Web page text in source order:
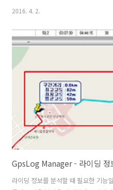
건 중 기본 검색조건은 [월별]이다. 지
[검색] 버튼은 비활성화 된다. [전체화
콤보박스에서 날짜를 선택하면 된다.
(입력, 등록, 삭제, 수정, 지우기)은 사
별]검색은 지도가 전체화면일 때만 사
있을 때는 기존대로 [조회]버튼을 이
2016. 4. 2.
GpsLog Manager - 라이딩 정
라이딩 정보를 분석할 때 필요한 기능